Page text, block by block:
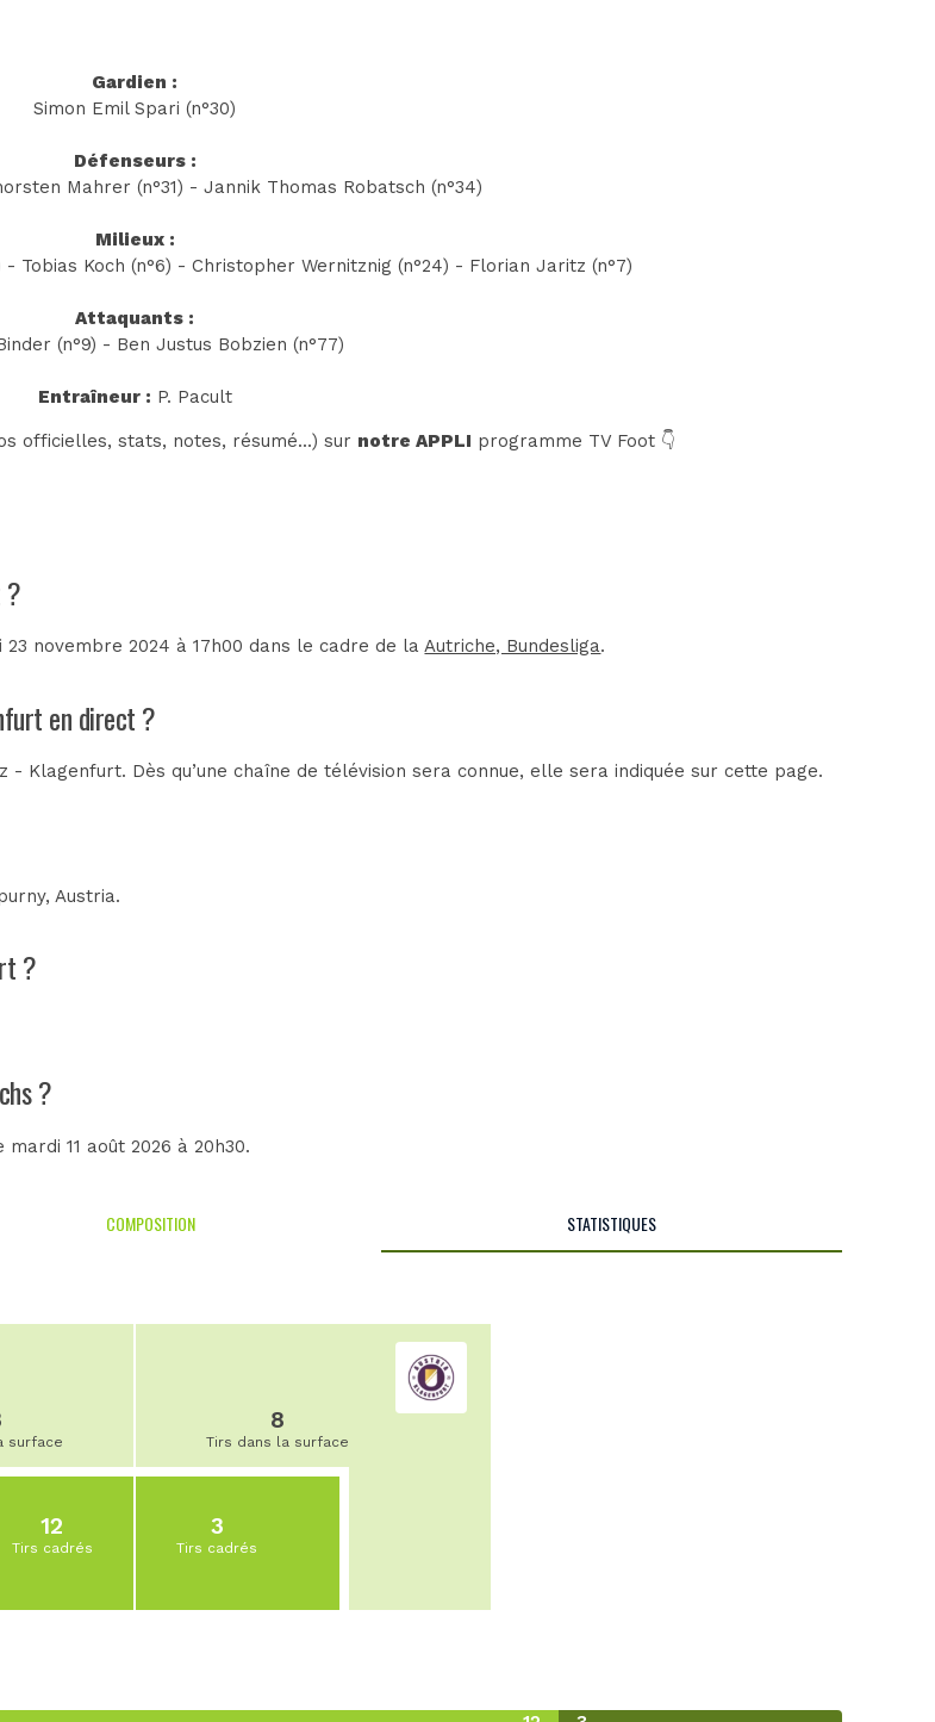
Gardien :
Simon Emil Spari (n°30)
Défenseurs :
Mahrer (n°31) - Jannik Thomas Robatsch (n°34)
Milieux :
- Tobias Koch (n°6) - Christopher Wernitznig (n°24) - Florian Jaritz (n°7)
Attaquants :
(n°9) - Ben Justus Bobzien (n°77)
Entraîneur : P. Pacult
officielles, stats, notes, résumé...) sur notre APPLI programme TV Foot 👇
?
novembre 2024 à 17h00 dans le cadre de laAutriche, Bundesliga.
en direct ?
Klagenfurt. Dès qu’une chaîne de télévision sera connue, elle sera indiquée sur cette page.
Austria.
?
?
mardi 11 août 2026 à 20h30.
COMPOSITION STATISTIQUES
surface
12
Tirs cadrés
8
Tirs dans la surface
3
Tirs cadrés